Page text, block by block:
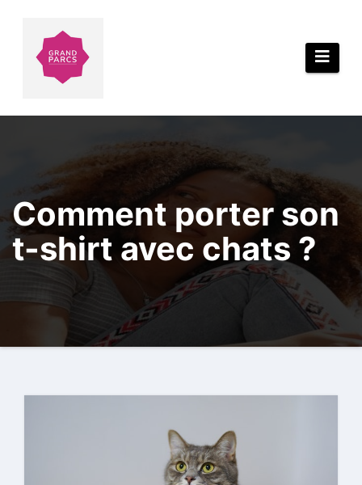
Comment porter son
t-shirt avec chats ?